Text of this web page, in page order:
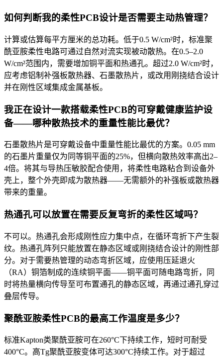
如何判断我的柔性PCB设计是否需要主动热管理？
计算或估算每平方厘米的总功耗。低于0.5 W/cm²时，标准聚
酰亚胺柔性电路可通过自然对流实现被动散热。在0.5–2.0
W/cm²范围内，需要增加铜平面和热通孔。超过2.0 W/cm²时，
应考虑铝制补强板散热器、石墨散热片，或改用刚挠结合设计
并在刚性区域集成金属基板。
我正在设计一款搭载柔性PCB的可穿戴健康监护设
备——哪种散热技术的重量性能比最优？
石墨散热片是可穿戴设备中重量性能比最优的方案。0.05 mm
的石墨片重量仅为同等铜平面的25%，但横向散热效率高出2–
4倍。将其与导热压敏胶配合使用，将柔性电路粘合到设备外
壳上，整个外壳即成为散热器——无需额外的补强板或散热器
带来的重量。
热通孔可以放置在需要反复弯折的柔性区域吗？
不可以。热通孔会形成刚性应力集中点，在循环弯折下产生裂
纹。热通孔阵列只能放置在静态区域或刚挠结合设计的刚性部
分。对于需要热管理的动态弯折区域，应使用压延退火
（RA）铜箔制成的连续铜平面——铜平面可随电路弯折，同
时将热量横向传导至可布置通孔的静态区域，再通过通孔穿过
叠层传导。
聚酰亚胺柔性PCB的最高工作温度是多少？
标准Kapton类聚酰亚胺可在260°C下持续工作，短时可耐受
400°C。高Tg聚酰亚胺变体可达300°C持续工作。对于超过